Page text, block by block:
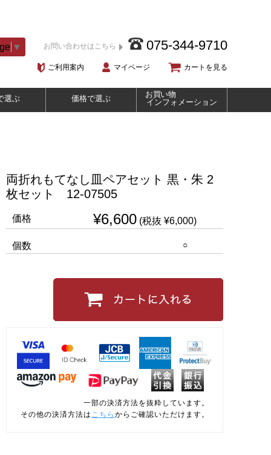
▼ お問い合わせはこちら 075-344-9710
ご利用案内 マイページ カートを見る
選ぶ 価格で選ぶ
お買い物
インフォメーション
両折れもてなし皿ペアセット 黒・朱 2
枚セット 12-07505
価格 ¥6,600 (税抜 ¥6,000)
個数 ○
一部の決済方法を抜粋しています。
その他の決済方法は こちら からご確認いただけます。